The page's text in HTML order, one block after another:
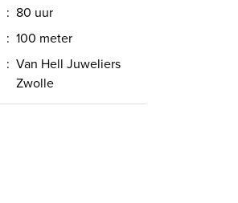
: 80 uur
: 100 meter
: Van Hell Juweliers
Zwolle